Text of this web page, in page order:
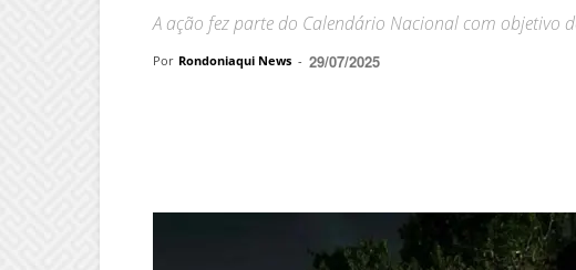
A ação fez parte do Calendário Nacional com objetivo
Por Rondoniaqui News - 29/07/2025